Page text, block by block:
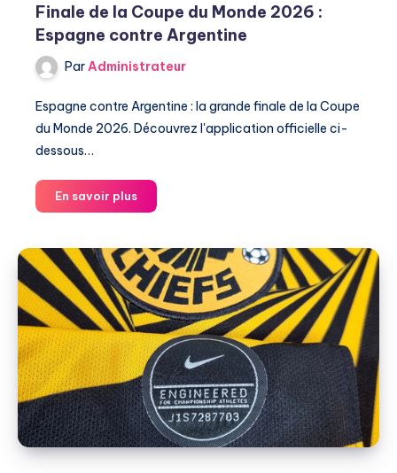
Finale de la Coupe du Monde 2026 :
Espagne contre Argentine
Par Administrateur
Espagne contre Argentine : la grande finale de la Coupe
du Monde 2026. Découvrez l'application officielle ci-
dessous…
En savoir plusFinale
de
Coupe
du
Monde
2026
:
Espagne
contre
Argentine